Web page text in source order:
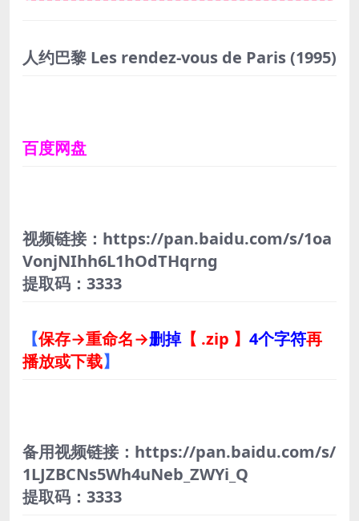
人约巴黎 Les rendez-vous de Paris(1995)
百度网盘
视频链接：https://pan.baidu.com/s/1oa
VonjNIhh6L1hOdTHqrng
提取码：3333
【保存→重命名→删掉【 .zip 】 4个字符再
播放或下载】
备用视频链接：https://pan.baidu.com/s/
1LJZBCNs5Wh4uNeb_ZWYi_Q
提取码：3333